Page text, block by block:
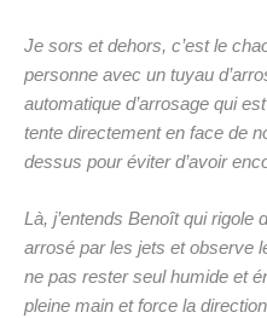
Je sors et dehors, c’est le
personne avec un tuyau
automatique d’arrosage qui
tente directement en face de
dessus pour éviter d’avoir
Là, j’entends Benoît qui rigole
arrosé par les jets et observe
ne pas rester seul humide et
pleine main et force la